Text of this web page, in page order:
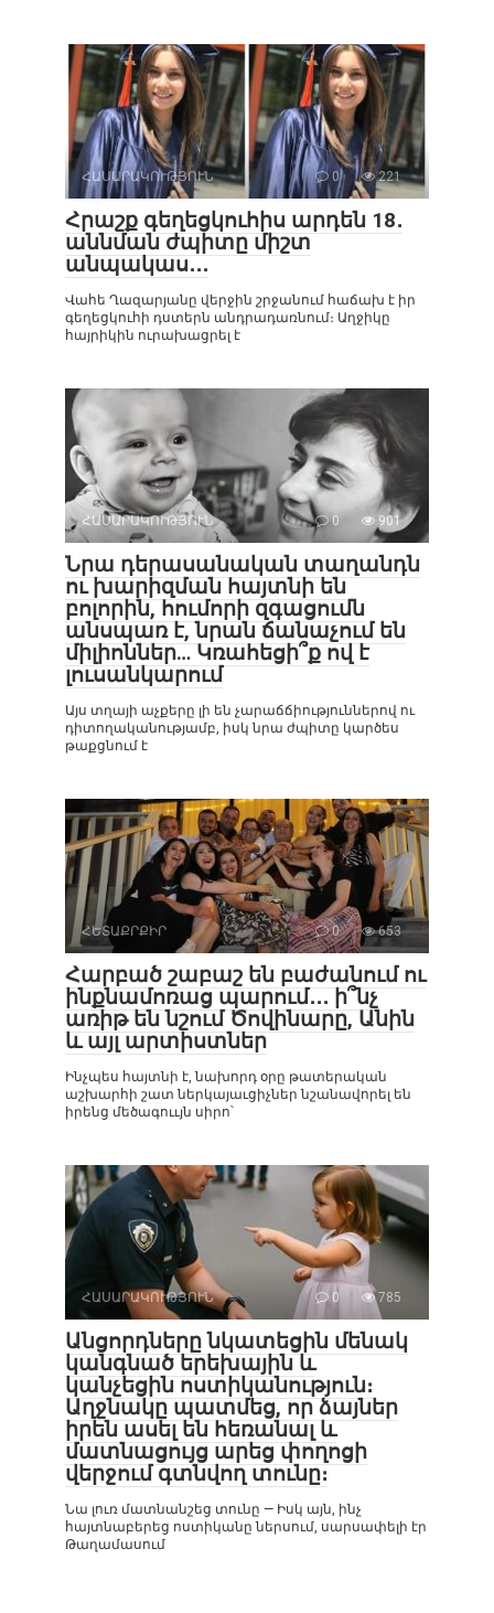
ՀԱՍԱՐԱԿՈՒԹՅՈՒՆ 0 221
Հրաշք գեղեցկուհիս արդեն 18․
աննման ժպիտը միշտ
անպակաս․․․
Վահե Ղազարյանը վերջին շրջանում հաճախ է իր
գեղեցկուհի դստերն անդրադառնում։ Աղջիկը
հայրիկին ուրախացրել է
ՀԱՍԱՐԱԿՈՒԹՅՈՒՆ 0 901
Նրա դերասանական տաղանդն
ու խարիզման հայտնի են
բոլորին, հումորի զգացումն
անսպառ է, նրան ճանաչում են
միլիոններ… Կռահեցի՞ք ով է
լուսանկարում
Այս տղայի աչքերը լի են չարաճճիություններով ու
դիտողականությամբ, իսկ նրա ժպիտը կարծես
թաքցնում է
ՀԵՏԱՔՐՔԻՐ 0 653
Հարբած շաբաշ են բաժանում ու
ինքնամոռաց պարում․․․ ի՞նչ
առիթ են նշում Ծովինարը, Անին
և այլ արտիստներ
Ինչպես հայտնի է, նախորդ օրը թատերական
աշխարհի շատ ներկայաւցիչներ նշանավորել են
իրենց մեծագոււյն սիրո՝
ՀԱՍԱՐԱԿՈՒԹՅՈՒՆ 0 785
Անցորդները նկատեցին մենակ
կանգնած երեխային և
կանչեցին ոստիկանություն։
Աղջնակը պատմեց, որ ձայներ
իրեն ասել են հեռանալ և
մատնացույց արեց փողոցի
վերջում գտնվող տունը։
Նա լուռ մատնանշեց տունը — Իսկ այն, ինչ
հայտնաբերեց ոստիկանը ներսում, սարսափելի էր
Թաղամասում